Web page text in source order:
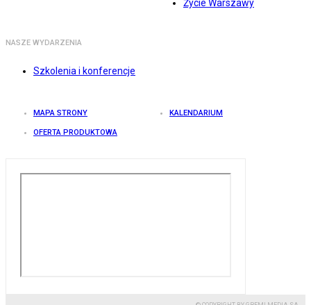
Życie Warszawy
NASZE WYDARZENIA
Szkolenia i konferencje
MAPA STRONY KALENDARIUM
OFERTA PRODUKTOWA